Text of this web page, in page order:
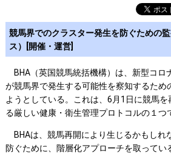
競馬界でのクラスター発生を防ぐための
ス）[開催・運営]
BHA（英国競馬統括機構）は、新型コロ
が競馬界で発生する可能性を察知するため
ようとしている。これは、6月1日に競馬
る厳しい健康・衛生管理プロトコルの１つ
BHAは、競馬再開により生じるかもしれ
防ぐために、階層化アプローチを取ってい